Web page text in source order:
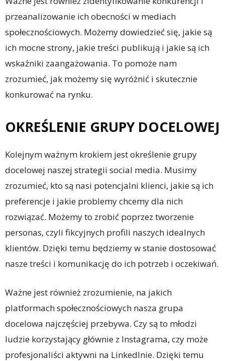
przeanalizowanie ich obecności w mediach
społecznościowych. Możemy dowiedzieć się, jakie są
ich mocne strony, jakie treści publikują i jakie są ich
wskaźniki zaangażowania. To pomoże nam
zrozumieć, jak możemy się wyróżnić i skutecznie
konkurować na rynku.
OKREŚLENIE GRUPY DOCELOWEJ
Kolejnym ważnym krokiem jest określenie grupy
docelowej naszej strategii social media. Musimy
zrozumieć, kto są nasi potencjalni klienci, jakie są ich
preferencje i jakie problemy chcemy dla nich
rozwiązać. Możemy to zrobić poprzez tworzenie
personas, czyli fikcyjnych profili naszych idealnych
klientów. Dzięki temu będziemy w stanie dostosować
nasze treści i komunikację do ich potrzeb i oczekiwań.
Ważne jest również zrozumienie, na jakich
platformach społecznościowych nasza grupa
docelowa najczęściej przebywa. Czy są to młodzi
ludzie korzystający głównie z Instagrama, czy może
profesjonaliści aktywni na LinkedInie. Dzięki temu